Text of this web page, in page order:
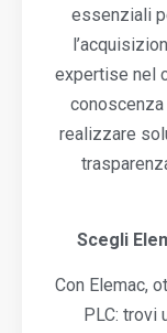
essenziali
expertise nel
realizzare
Scegli
Con Elemac,
PLC: trovi